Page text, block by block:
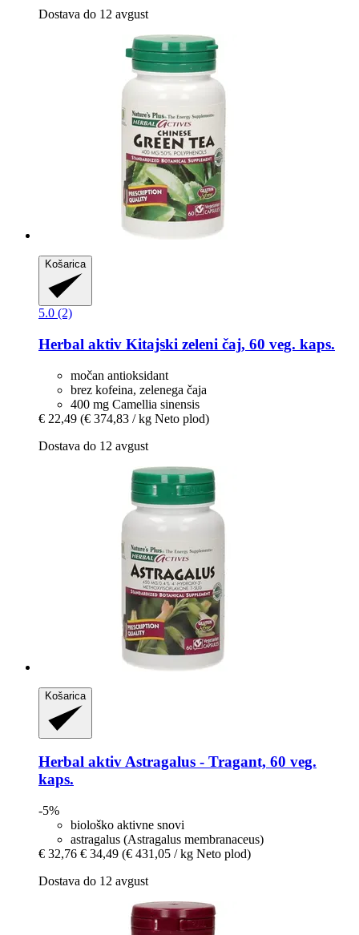
Dostava do 12 avgust
Košarica
5.0 (2)
Herbal aktiv Kitajski zeleni čaj, 60 veg. kaps.
močan antioksidant
brez kofeina, zelenega čaja
400 mg Camellia sinensis
€ 22,49 (€ 374,83 / kg Neto plod)
Dostava do 12 avgust
Košarica
Herbal aktivAstragalus -​ Tragant, 60 veg.
kaps.
-5%
biološko aktivne snovi
astragalus (Astragalus membranaceus)
€ 32,76 € 34,49 (€ 431,05 / kg Neto plod)
Dostava do 12 avgust